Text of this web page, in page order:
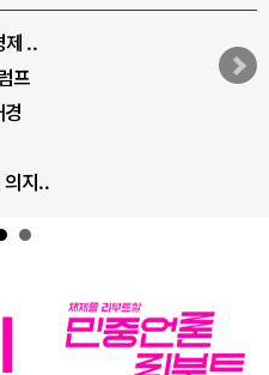
..
..
..
..
고 ..